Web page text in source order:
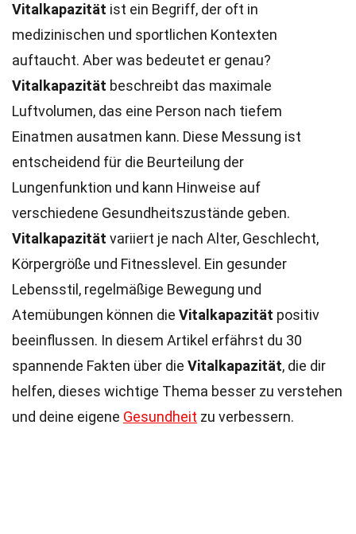
Vitalkapazität ist ein Begriff, der oft in
medizinischen und sportlichen Kontexten
auftaucht. Aber was bedeutet er genau?
Vitalkapazität beschreibt das maximale
Luftvolumen, das eine Person nach tiefem
Einatmen ausatmen kann. Diese Messung ist
entscheidend für die Beurteilung der
Lungenfunktion und kann Hinweise auf
verschiedene Gesundheitszustände geben.
Vitalkapazität variiert je nach Alter, Geschlecht,
Körpergröße und Fitnesslevel. Ein gesunder
Lebensstil, regelmäßige Bewegung und
Atemübungen können die Vitalkapazität positiv
beeinflussen. In diesem Artikel erfährst du 30
spannende Fakten über die Vitalkapazität, die dir
helfen, dieses wichtige Thema besser zu verstehen
und deine eigene Gesundheit zu verbessern.